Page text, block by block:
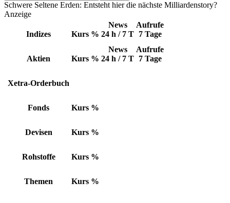
Schwere Seltene Erden: Entsteht hier die nächste Milliardenstory?
Anzeige
Indizes Kurs %
News
24 h / 7 T
Aufrufe
7 Tage
Aktien Kurs %
News
24 h / 7 T
Aufrufe
7 Tage
Xetra-Orderbuch
Fonds Kurs %
Devisen Kurs %
Rohstoffe Kurs %
Themen Kurs %